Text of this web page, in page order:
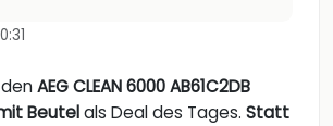
AEG CLEAN 6000 AB61C2DB
Beutelals Deal des Tages. Statt